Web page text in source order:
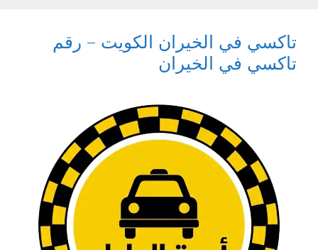
تاكسي في الخيران الكويت – رقم
تاكسي في الخيران